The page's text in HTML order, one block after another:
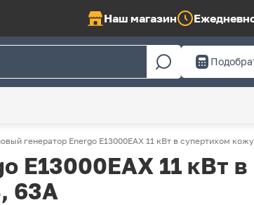
Наш магазин
генератор Energo E13000EAX 11 кВт в супертихом
E13000EAX 11 кВт
63А